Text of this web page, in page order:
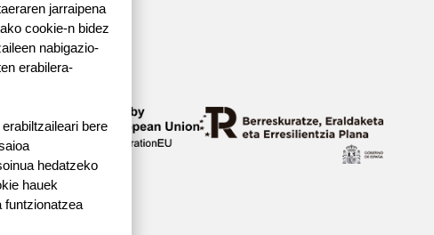
jarraipena
cookie-n bidez
nabigazio-
erabilera-
bere
hedatzeko
hauek
funtzionatzea